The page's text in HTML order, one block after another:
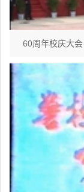
60周年校庆大会